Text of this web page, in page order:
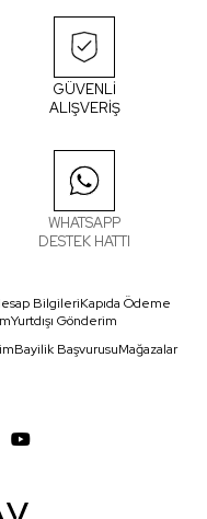
GÜVENLİ
ALIŞVERİŞ
WHATSAPP
DESTEK HATTI
BilgileriKapıda Ödeme
Yurtdışı Gönderim
Bayilik BaşvurusuMağazalar